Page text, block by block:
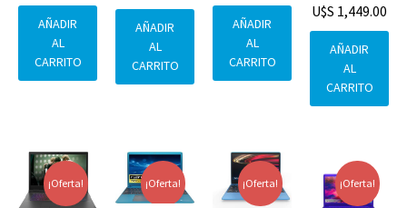
AÑADIR
AL
CARRITO
AÑADIR
AL
CARRITO
AÑADIR
AL
CARRITO
U$S 1,449.00
AÑADIR
AL
CARRITO
¡Oferta! ¡Oferta! ¡Oferta! ¡Oferta!